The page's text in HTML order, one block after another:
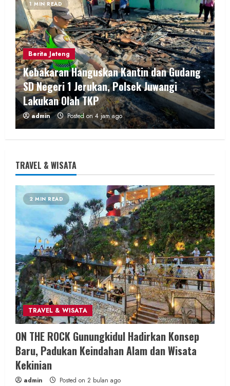
1 MIN READ
Berita Jateng
Kebakaran Hanguskan Kantin dan Gudang
SD Negeri 1 Jerukan, Polsek Juwangi
Lakukan Olah TKP
admin Posted on 4 jam ago
Berita Daerah
Lomba Pengagungan Kalurahan Balong:
Merayakan HUT ke-81 RI untuk
Memperkokoh Persatuan dan Nasionalisme
admin Posted on 5 jam ago
2 MIN READ
WARTA YOGYAKARTA
Gubernur DIY Lantik Sembilan Pejabat
Tinggi, Aris Prasena Jabat Kadis PUPESDM
DIY
TRAVEL & WISATA
2 MIN READ
TRAVEL & WISATA
ON THE ROCK Gunungkidul Hadirkan Konsep
Baru, Padukan Keindahan Alam dan Wisata
Kekinian
admin Posted on 2 bulan ago